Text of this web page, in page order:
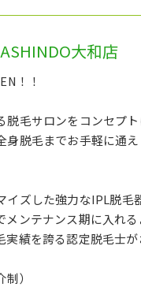
大和店
！！
脱毛サロンをコンセプ
身脱毛までお手軽に通
イズした強力なIPL脱
メンテナンス期に入れ
実績を誇る認定脱毛士
）